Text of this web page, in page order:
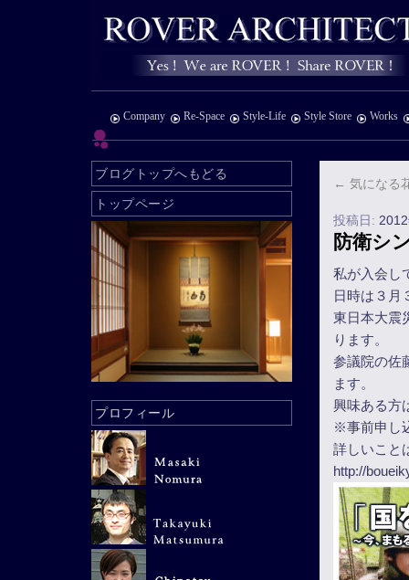
Company Re-Space Style-Life Style Store Works
← 気になる
投稿日:
防衛シ
私が入会し
日時は３月
東日本大震
ります。
参議院の佐
ます。
興味ある方
※事前申し
詳しいこと
http://
ブログトップへもどる
トップページ
プロフィール